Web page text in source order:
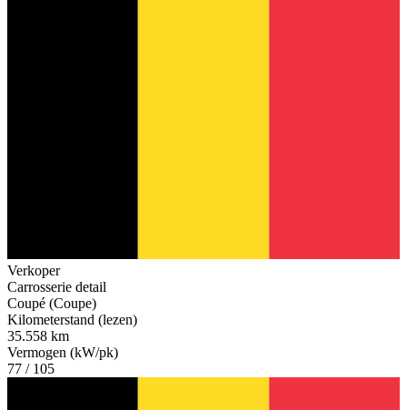
Verkoper
Carrosserie detail
Coupé (Coupe)
Kilometerstand (lezen)
35.558 km
Vermogen (kW/pk)
77 / 105